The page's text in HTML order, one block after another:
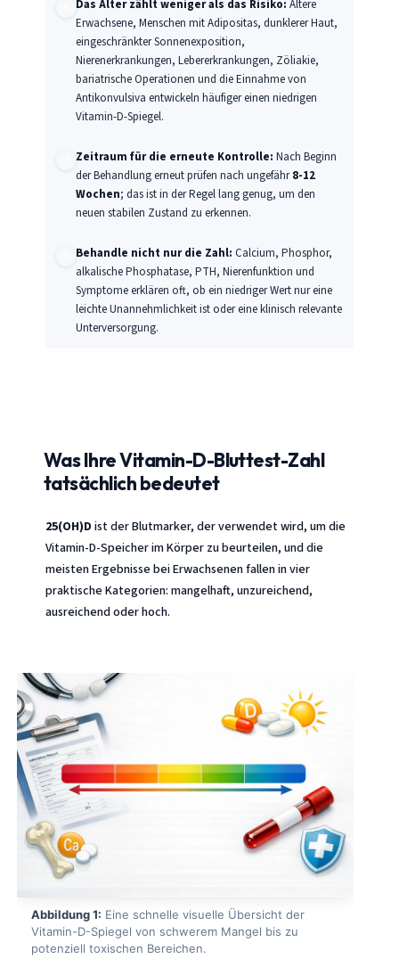
Das Alter zählt weniger als das Risiko: Ältere
Erwachsene, Menschen mit Adipositas, dunklerer Haut,
eingeschränkter Sonnenexposition,
Nierenerkrankungen, Lebererkrankungen, Zöliakie,
bariatrische Operationen und die Einnahme von
Antikonvulsiva entwickeln häufiger einen niedrigen
Vitamin-D-Spiegel.
Zeitraum für die erneute Kontrolle: Nach Beginn
der Behandlung erneut prüfen nach ungefähr8-12
Wochen; das ist in der Regel lang genug, um den
neuen stabilen Zustand zu erkennen.
Behandle nicht nur die Zahl: Calcium, Phosphor,
alkalische Phosphatase, PTH, Nierenfunktion und
Symptome erklären oft, ob ein niedriger Wert nur eine
leichte Unannehmlichkeit ist oder eine klinisch relevante
Unterversorgung.
Was Ihre Vitamin-D-Bluttest-Zahl
tatsächlich bedeutet
25(OH)D ist der Blutmarker, der verwendet wird, um die
Vitamin-D-Speicher im Körper zu beurteilen, und die
meisten Ergebnisse bei Erwachsenen fallen in vier
praktische Kategorien: mangelhaft, unzureichend,
ausreichend oder hoch.
Abbildung 1: Eine schnelle visuelle Übersicht der
Vitamin-D-Spiegel von schwerem Mangel bis zu
potenziell toxischen Bereichen.